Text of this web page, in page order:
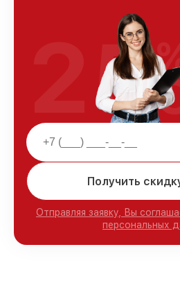
Получить
Отправляя заявку, Вы
персональных
25